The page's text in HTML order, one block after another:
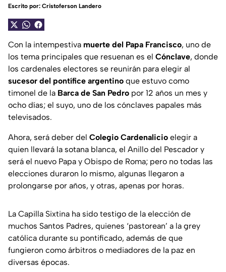
Escrito por: Cristoferson Landero
Con la intempestiva muerte del Papa Francisco, uno de
los tema principales que resuenan es el Cónclave, donde
los cardenales electores se reunirán para elegir al
sucesor del pontífice argentino que estuvo como
timonel de la Barca de San Pedro por 12 años un mes y
ocho días; el suyo, uno de los cónclaves papales más
televisados.
Ahora, será deber del Colegio Cardenalicio elegir a
quien llevará la sotana blanca, el Anillo del Pescador y
será el nuevo Papa y Obispo de Roma; pero no todas las
elecciones duraron lo mismo, algunas llegaron a
prolongarse por años, y otras, apenas por horas.
La Capilla Sixtina ha sido testigo de la elección de
muchos Santos Padres, quienes ‘pastorean’ a la grey
católica durante su pontificado, además de que
fungieron como árbitros o mediadores de la paz en
diversas épocas.